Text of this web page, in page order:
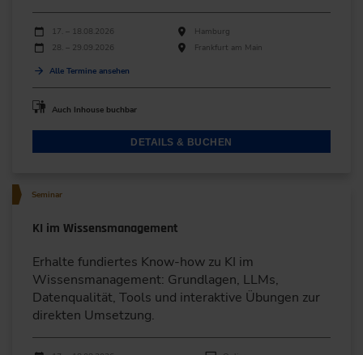
Durchführungen
Veranstaltungsdatum Veranstaltungsort
17. – 18.08.2026
Hamburg
28. – 29.09.2026
Frankfurt am Main
Alle Termine ansehen
Auch Inhouse buchbar
DETAILS & BUCHEN
Seminar
KI im Wissensmanagement
Erhalte fundiertes Know-how zu KI im
Wissensmanagement: Grundlagen, LLMs,
Datenqualität, Tools und interaktive Übungen zur
direkten Umsetzung.